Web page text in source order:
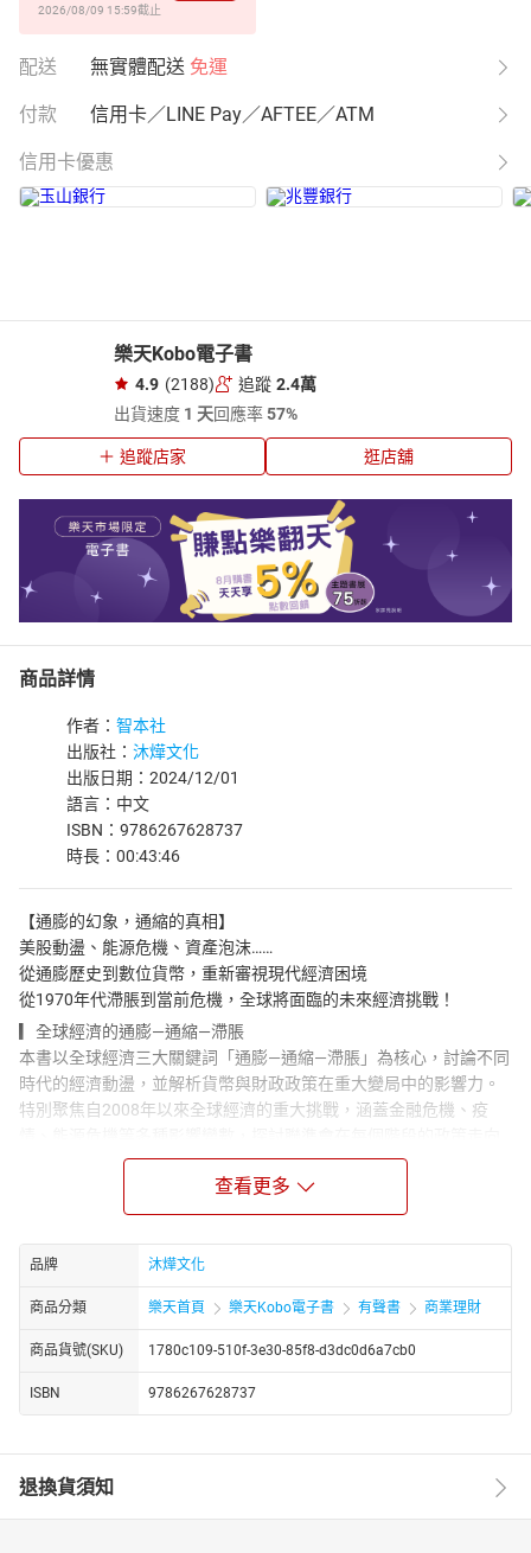
2026/08/09 15:59截止
配送 無實體配送 免運
付款 信用卡／LINE Pay／AFTEE／ATM
信用卡優惠
樂天Kobo電子書
4.9 (2188) 追蹤 2.4萬
出貨速度 1 天回應率57%
追蹤店家 逛店舖
商品詳情
作者： 智本社
出版社： 沐燁文化
出版日期：2024/12/01
語言：中文
ISBN：9786267628737
時長：00:43:46
【通膨的幻象，通縮的真相】
美股動盪、能源危機、資產泡沫……
從通膨歷史到數位貨幣，重新審視現代經濟困境
從1970年代滯脹到當前危機，全球將面臨的未來經濟挑戰！
▎全球經濟的通膨—通縮—滯脹
本書以全球經濟三大關鍵詞「通膨—通縮—滯脹」為核心，討論不同
時代的經濟動盪，並解析貨幣與財政政策在重大變局中的影響力。
特別聚焦自2008年以來全球經濟的重大挑戰，涵蓋金融危機、疫
及其在金融市場和實體經濟中的分化效果。
▎經濟變遷中的聯準會政策影響
本書深入探討美國聯準會的政策演變，詳細記錄其如何在不同經濟
情境下採取相應的貨幣政策手段。自2008年金融危機以來，美聯儲
不斷在貨幣擴張與緊縮之間游移，試圖維持經濟穩定，抑制過度通
膨。本書觀察了疫情期間，美聯儲如何在經濟全面萎縮時推行無限
場與實體經濟的脫節。
困境。隨著全球化加速和能源價格不穩定的當前背景，類似的滯脹
風險再次浮現。本書詳細回顧了當時高通膨如何反覆衝擊經濟、導
查看更多
品牌 沐燁文化
商品分類 樂天首頁 樂天Kobo電子書 有聲書 商業理財
商品貨號(SKU) 1780c109-510f-3e30-85f8-d3dc0d6a7cb0
ISBN 9786267628737
退換貨須知